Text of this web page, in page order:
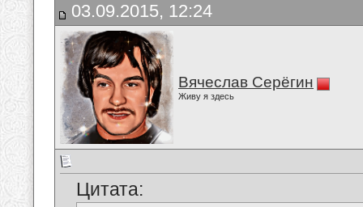
03.09.2015, 12:24
Вячеслав Серёгин
Живу я здесь
Цитата: